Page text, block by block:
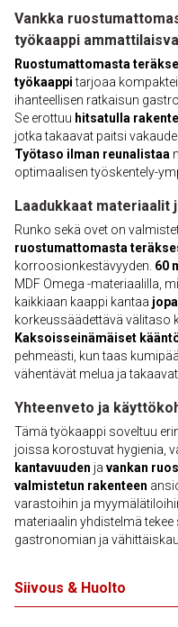
Vankka
työkaappi
Ruostumattomasta
työkaappitarjoaa
ihanteellisen ratkaisun
Se erottuu hitsatulla
jotka takaavat paitsi
Työtaso ilman reunalistaa
optimaalisen työskentely-
Laadukkaat materiaalit
Runko sekä ovet on
ruostumattomasta
korroosionkestävyyden. 60
MDF Omega -materiaalilla,
kaikkiaan kaappi kantaa
korkeussäädettävä välitaso
Kaksoisseinämäiset
pehmeästi, kun taas
vähentävät melua ja
Yhteenveto ja
Tämä työkaappi soveltuu
joissa korostuvat hygienia,
kantavuuden ja vankan
valmistetun rakenteen
varastoihin ja
materiaalin yhdistelmä
gastronomian ja
Siivous & Huolto